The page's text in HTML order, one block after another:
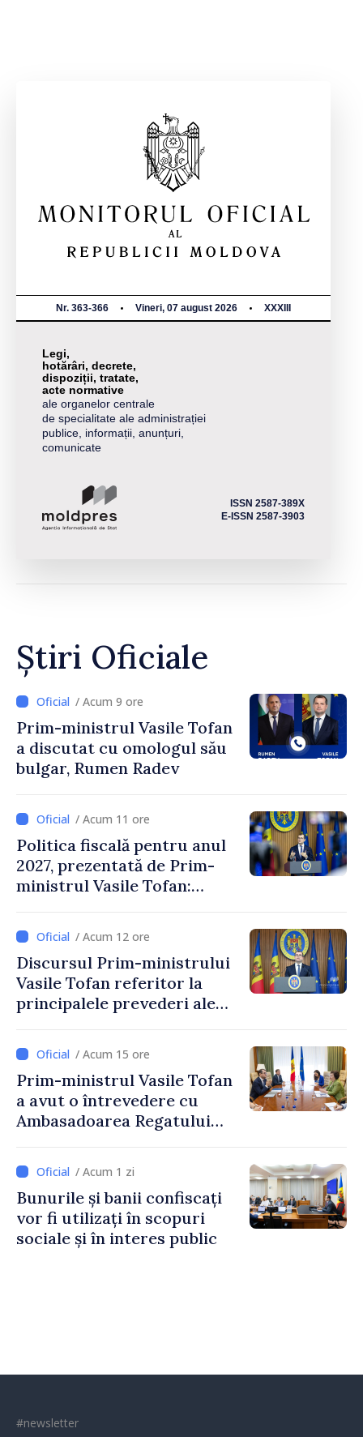
Nr. 363-366 Vineri, 07 august 2026 XXXIII
Legi,
hotărâri, decrete,
dispoziții, tratate,
acte normative
ale organelor centrale
de specialitate ale administrației
publice, informații, anunțuri,
comunicate
ISSN 2587-389X
E-ISSN 2587-3903
Știri Oficiale
/ Acum 9 ore
Prim-ministrul Vasile Tofan
a discutat cu omologul său
bulgar, Rumen Radev
/ Acum 11 ore
Politica fiscală pentru anul
2027, prezentată de Prim-
ministrul Vasile Tofan:
stimularea investițiilor și o
taxare mai echitabilă
/ Acum 12 ore
Discursul Prim-ministrului
Vasile Tofan referitor la
principalele prevederi ale
2027
/ Acum 15 ore
Prim-ministrul Vasile Tofan
a avut o întrevedere cu
Ambasadoarea Regatului
Irlandei de Nord, Fern
Horine / Acum 1 zi
Bunurile și banii confiscați
vor fi utilizați în scopuri
sociale și în interes public
#newsletter